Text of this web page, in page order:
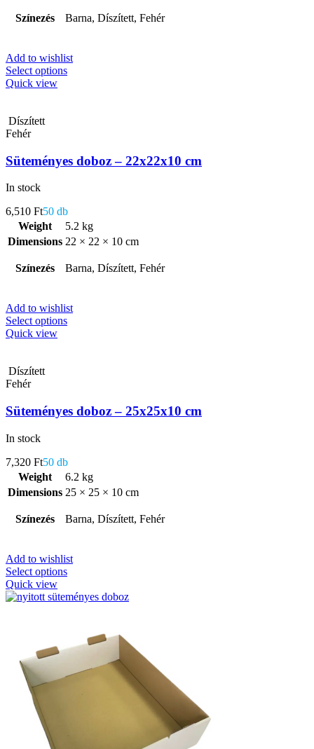
Színezés Barna, Díszített, Fehér
Add to wishlist
Select options
Quick view
Díszített
Fehér
Süteményes doboz – 22x22x10 cm
In stock
6,510 Ft50 db
Weight
5.2 kg
Dimensions 22 × 22 × 10 cm
Színezés Barna, Díszített, Fehér
Add to wishlist
Select options
Quick view
Díszített
Fehér
Süteményes doboz – 25x25x10 cm
In stock
7,320 Ft50 db
Weight
6.2 kg
Dimensions 25 × 25 × 10 cm
Színezés Barna, Díszített, Fehér
Add to wishlist
Select options
Quick view